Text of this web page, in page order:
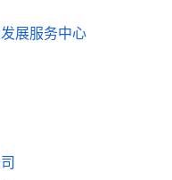
展服务中心